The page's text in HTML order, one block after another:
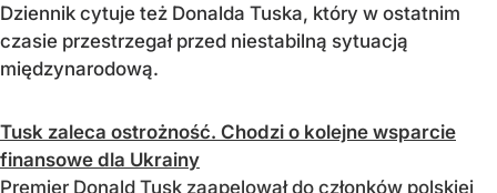
Dziennik cytuje też Donalda Tuska, który w ostatnim
czasie przestrzegał przed niestabilną sytuacją
międzynarodową.
Tusk zaleca ostrożność. Chodzi o kolejne wsparcie
finansowe dla Ukrainy
Premier Donald Tusk zaapelował do członków polskiej